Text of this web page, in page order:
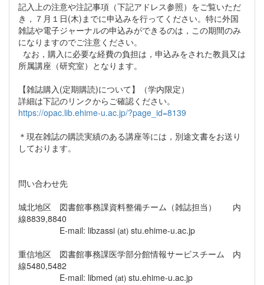
記入上の注意や注記事項（下記アドレス参照）をご覧いただ
き，７月１日(木)までに申込みを行ってください。特に外国
雑誌や電子ジャーナルの申込みができるのは，この期間のみ
になりますのでご注意ください。
なお，購入に必要な経費の負担は，申込みをされた教員又は
所属講座（研究室）となります。
【雑誌購入(定期購読)について】（学内限定）
詳細は下記のリンクからご確認ください。
https://opac.lib.ehime-u.ac.jp/?page_id=8139
＊現在雑誌の購読実績のある講座等には，別途文書をお送り
しております。
問い合わせ先
城北地区 図書館事務課資料整備チーム（雑誌担当） 内
線8839,8840
E-mail: libzassi (at) stu.ehime-u.ac.jp
重信地区 図書館事務課医学部分館情報サービスチーム 内
線5480,5482
E-mail: libmed (at) stu.ehime-u.ac.jp